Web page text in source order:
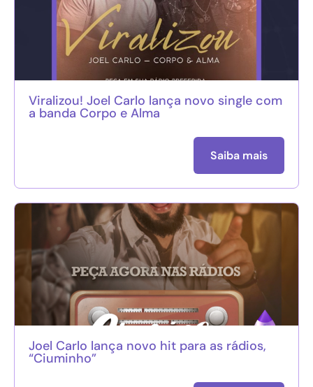
Viralizou! Joel Carlo lança novo single com
a banda Corpo e Alma
Saiba mais
Joel Carlo lança novo hit para as rádios,
“Ciuminho”